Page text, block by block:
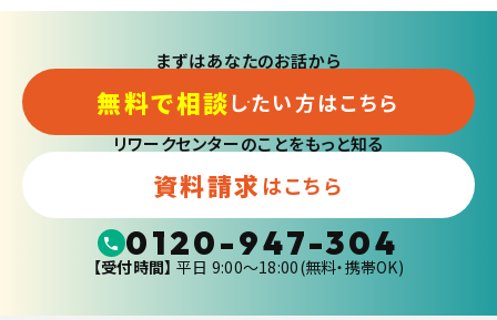
まずはあなたのお話から
無料で相談したい方はこちら
リワークセンターのことをもっと知る
資料請求はこちら
0120-947-304
【受付時間】 平日 9:00〜18:00(無料・携帯OK)